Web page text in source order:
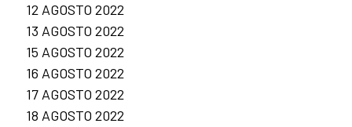
12 AGOSTO 2022
13 AGOSTO 2022
15 AGOSTO 2022
16 AGOSTO 2022
17 AGOSTO 2022
18 AGOSTO 2022